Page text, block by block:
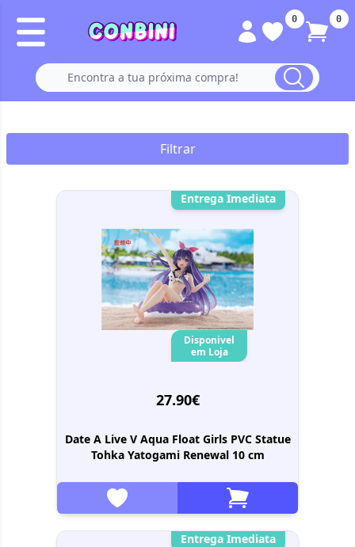
0 0
Filtrar
Entrega Imediata
Disponivel
em Loja
27.90€
Date A Live V Aqua Float Girls PVC Statue
Tohka Yatogami Renewal 10 cm
Entrega Imediata